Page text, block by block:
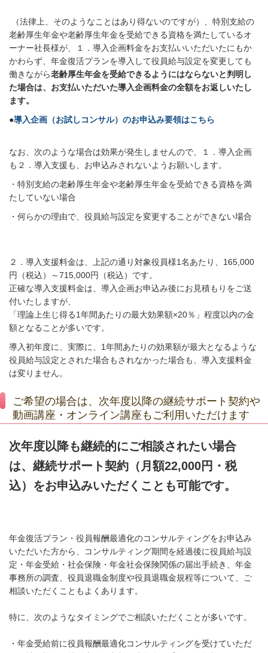
（法律上、そのようなことはあり得ないのですが）、特別支給の
老齢厚生年金や老齢厚生年金を受給できる資格を満たしているオ
ーナー社長様が、１．導入企画料金をお支払いいただいたにもか
かわらず、年金復活プランを導入して役員給与設定を変更しても
働きながら老齢厚生年金を受給できるようにはならないと判明し
た場合は、お支払いただいた導入企画料金の全額をお返しいたし
ます。
●導入企画（お試しコンサル）のお申込み要領はこちら
なお、次のような場合は効果が発生しませんので、１．導入企画
も２．導入支援も、お申込みされないようお願いします。
・特別支給の老齢厚生年金や老齢厚生年金を受給できる資格を満
たしていない場合
・何らかの理由で、役員給与設定を変更することができない場合
２．導入支援料金は、上記の通り対象役員様1名あたり、165,000
円（税込）～715,000円（税込）です。
正確な導入支援料金は、導入企画お申込み後にお見積もりをご送
付いたしますが、
「理論上生じ得る1年間あたりの最大効果額×20％」程度以内の金
額となることが多いです。
導入初年度に、実際に、1年間あたりの効果額が最大となるような
役員給与設定とされた場合もされなかった場合も、導入支援料金
は変りません。
ご希望の場合は、次年度以降の継続サポート契約や
動画講座・オンライン講座もご利用いただけます
次年度以降も継続的にご相談されたい場合
は、継続サポート契約（月額22,000円・税
込）をお申込みいただくことも可能です。
年金復活プラン・役員報酬最適化のコンサルティングをお申込み
いただいた方から、コンサルティング期間を経過後に役員給与設
定・年金受給・社会保険・年金社会保険関係の届出手続き、年金
事務所の調査、役員退職金制度や役員退職金規程等について、ご
相談いただくこともよくあります。
特に、次のようなタイミングでご相談いただくことが多いです。
・年金受給前に役員報酬最適化コンサルティングを受けていただ